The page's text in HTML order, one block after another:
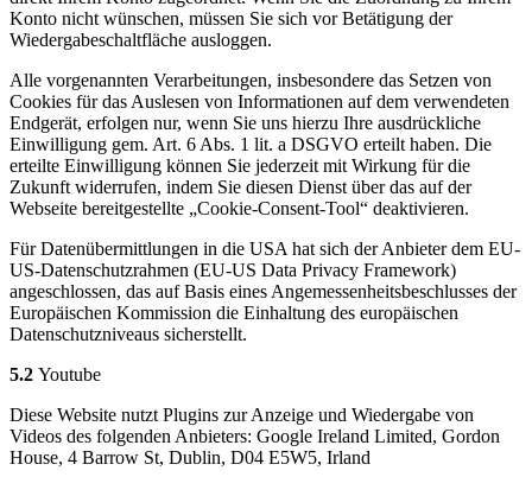
Konto nicht wünschen, müssen Sie sich vor Betätigung der
Wiedergabeschaltfläche ausloggen.
Alle vorgenannten Verarbeitungen, insbesondere das Setzen von
Cookies für das Auslesen von Informationen auf dem verwendeten
Endgerät, erfolgen nur, wenn Sie uns hierzu Ihre ausdrückliche
Einwilligung gem. Art. 6 Abs. 1 lit. a DSGVO erteilt haben. Die
erteilte Einwilligung können Sie jederzeit mit Wirkung für die
Zukunft widerrufen, indem Sie diesen Dienst über das auf der
Webseite bereitgestellte „Cookie-Consent-Tool“ deaktivieren.
Für Datenübermittlungen in die USA hat sich der Anbieter dem EU-
US-Datenschutzrahmen (EU-US Data Privacy Framework)
angeschlossen, das auf Basis eines Angemessenheitsbeschlusses der
Europäischen Kommission die Einhaltung des europäischen
Datenschutzniveaus sicherstellt.
5.2 Youtube
Diese Website nutzt Plugins zur Anzeige und Wiedergabe von
Videos des folgenden Anbieters: Google Ireland Limited, Gordon
House, 4 Barrow St, Dublin, D04 E5W5, Irland